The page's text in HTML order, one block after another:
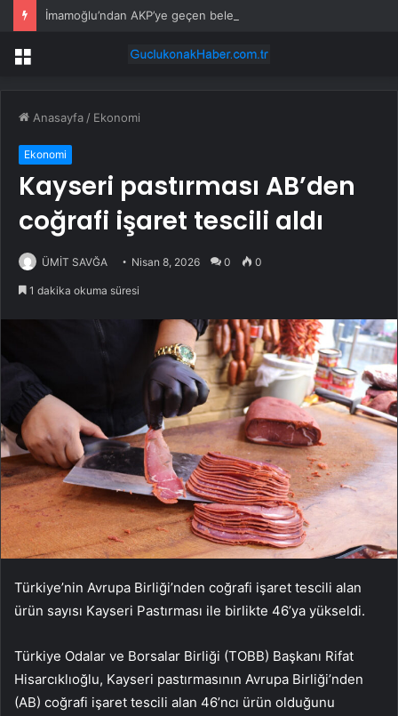
İmamoğlu’ndan AKP’ye geçen belediye başkanlarına tepki
Menü
Anasayfa / Ekonomi
Ekonomi
Kayseri pastırması AB’den
coğrafi işaret tescili aldı
ÜMİT SAVĞA Nisan 8, 2026 0 0
1 dakika okuma süresi
Türkiye’nin Avrupa Birliği’nden coğrafi işaret tescili alan
ürün sayısı Kayseri Pastırması ile birlikte 46’ya yükseldi.
Türkiye Odalar ve Borsalar Birliği (TOBB) Başkanı Rifat
Hisarcıklıoğlu, Kayseri pastırmasının Avrupa Birliği’nden
(AB) coğrafi işaret tescili alan 46’ncı ürün olduğunu